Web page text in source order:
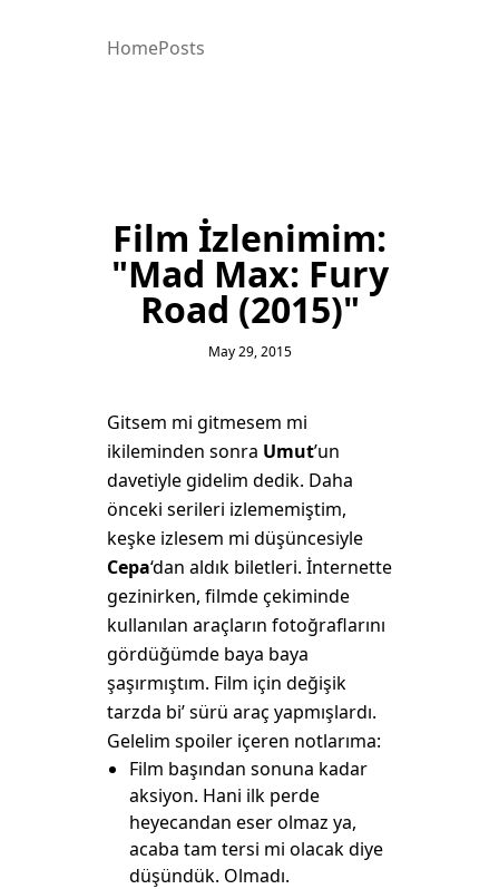
HomePosts
Film İzlenimim:
"Mad Max: Fury
Road (2015)"
May 29, 2015
Gitsem mi gitmesem mi
ikileminden sonra Umut’un
davetiyle gidelim dedik. Daha
önceki serileri izlememiştim,
keşke izlesem mi düşüncesiyle
Cepa‘dan aldık biletleri. İnternette
gezinirken, filmde çekiminde
kullanılan araçların fotoğraflarını
gördüğümde baya baya
şaşırmıştım. Film için değişik
tarzda bi’ sürü araç yapmışlardı.
Gelelim spoiler içeren notlarıma:
Film başından sonuna kadar
aksiyon. Hani ilk perde
heyecandan eser olmaz ya,
acaba tam tersi mi olacak diye
düşündük. Olmadı.